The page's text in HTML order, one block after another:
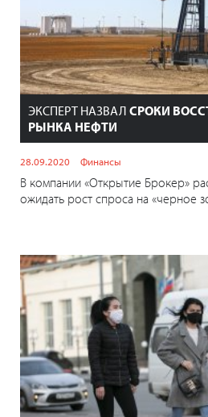
ЭКСПЕРТ НАЗВАЛ СРОКИ
РЫНКА НЕФТИ
28.09.2020 Финансы
В компании «Открытие Брокер»
ожидать рост спроса на «черное